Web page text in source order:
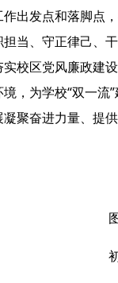
出发点和落脚点
当、守正律己、
校区党风廉政建
，为学校“双一流
聚奋进力量、提